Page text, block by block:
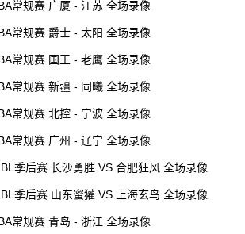
常规赛 广厦 - 江苏 全场录像
常规赛 爵士 - 太阳 全场录像
常规赛 国王 - 老鹰 全场录像
常规赛 新疆 - 同曦 全场录像
常规赛 北控 - 宁波 全场录像
常规赛 广州 - 辽宁 全场录像
季后赛 长沙勇胜 VS 合肥狂风 全场录像
季后赛 山东蜜獾 VS 上海玄鸟 全场录像
常规赛 青岛 - 浙江 全场录像